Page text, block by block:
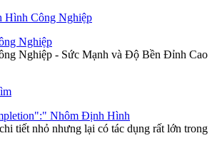
Nghiệp
Nghiệp - Sức Mạnh và Độ Bền Đỉnh Cao
Nhôm Định Hình
tiết nhỏ nhưng lại có tác dụng rất lớn trong